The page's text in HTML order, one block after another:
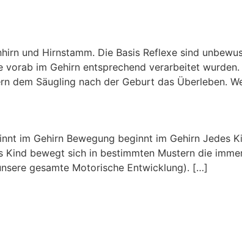
und Hirnstamm. Die Basis Reflexe sind
im Gehirn entsprechend verarbeitet
dem Säugling nach der Geburt das Überleben.
im Gehirn Bewegung beginnt im Gehirn Jedes
bewegt sich in bestimmten Mustern die
gesamte Motorische Entwicklung). […]